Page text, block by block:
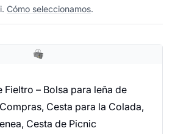
Cómo seleccionamos.
Fieltro – Bolsa para leña de
Cesta para la Colada,
Cesta de Picnic